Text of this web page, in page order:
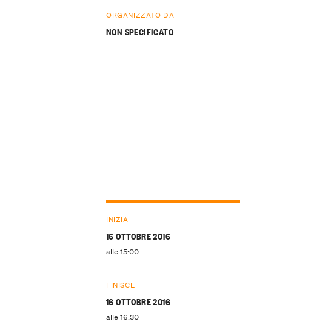
ORGANIZZATO DA
NON SPECIFICATO
INIZIA
16 OTTOBRE 2016
alle 15:00
FINISCE
16 OTTOBRE 2016
alle 16:30